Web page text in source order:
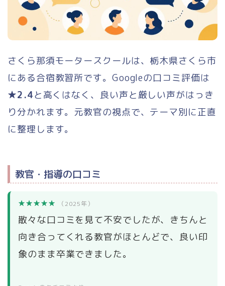
さくら那須モータースクールは、栃木県さくら市
にある合宿教習所です。Googleの口コミ評価は
★2.4と高くはなく、良い声と厳しい声がはっき
り分かれます。元教官の視点で、テーマ別に正直
に整理します。
教官・指導の口コミ
★★★★★ （2025年）
散々な口コミを見て不安でしたが、きちんと
向き合ってくれる教官がほとんどで、良い印
象のまま卒業できました。